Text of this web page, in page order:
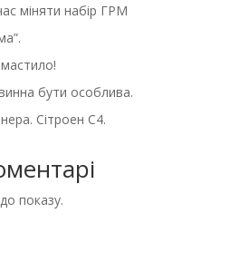
міняти набір ГРМ
бути особлива.
Сітроен С4.
показу.